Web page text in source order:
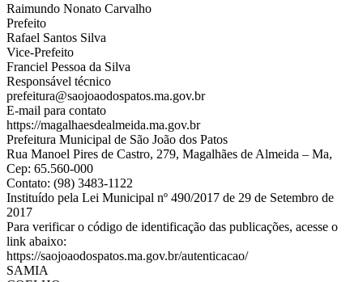
Raimundo Nonato Carvalho
Prefeito
Rafael Santos Silva
Vice-Prefeito
Franciel Pessoa da Silva
Responsável técnico
prefeitura@saojoaodospatos.ma.gov.br
E-mail para contato
https://magalhaesdealmeida.ma.gov.br
Prefeitura Municipal de São João dos Patos
Rua Manoel Pires de Castro, 279, Magalhães de Almeida – Ma,
Cep: 65.560-000
Contato: (98) 3483-1122
Instituído pela Lei Municipal nº 490/2017 de 29 de Setembro de
2017
Para verificar o código de identificação das publicações, acesse o
link abaixo:
https://saojoaodospatos.ma.gov.br/autenticacao/
SAMIA